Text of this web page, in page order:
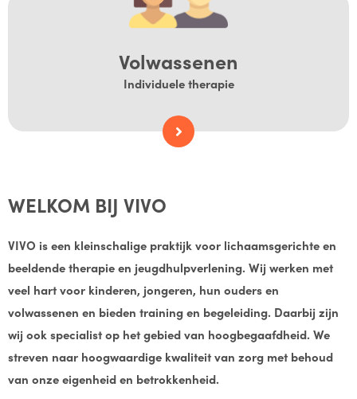
Volwassenen
Individuele therapie
WELKOM BIJ VIVO
VIVO is een kleinschalige praktijk voor lichaamsgerichte en
beeldende therapie en jeugdhulpverlening. Wij werken met
veel hart voor kinderen, jongeren, hun ouders en
volwassenen en bieden training en begeleiding. Daarbij zijn
wij ook specialist op het gebied van hoogbegaafdheid. We
streven naar hoogwaardige kwaliteit van zorg met behoud
van onze eigenheid en betrokkenheid.